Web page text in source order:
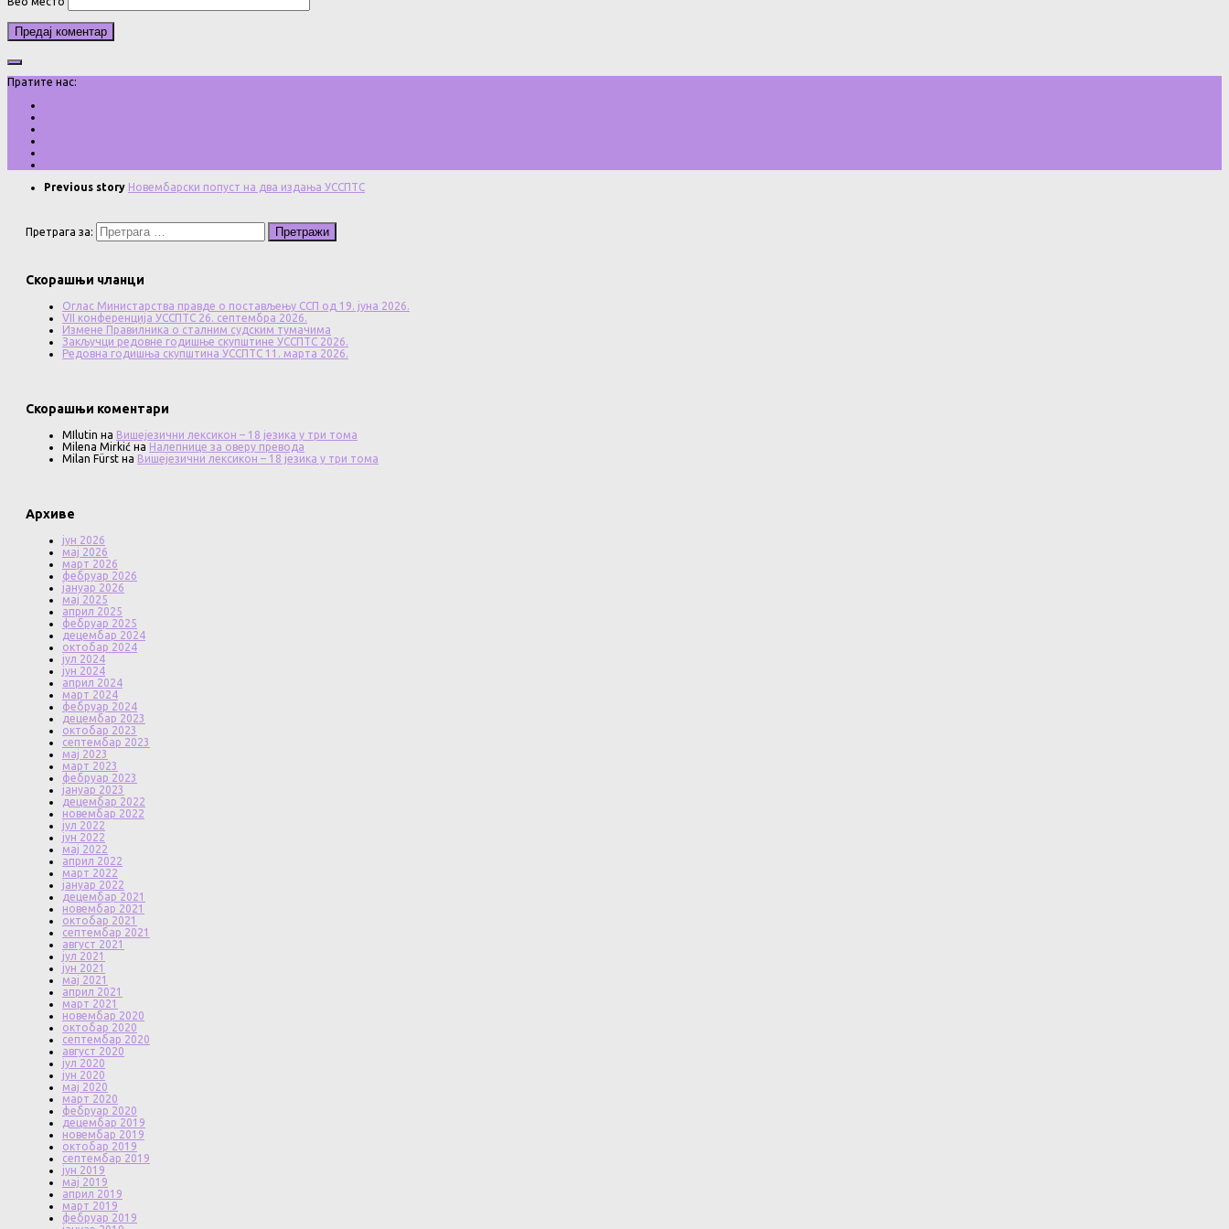
Пратите нас:
Previous story Новембарски попуст на два издања УССПТС
Претрага за:
Скорашњи чланци
Оглас Министарства правде о постављењу ССП од 19. јуна 2026.
VII конференција УССПТС 26. септембра 2026.
Измене Правилника о сталним судским тумачима
Закључци редовне годишње скупштине УССПТС 2026.
Редовна годишња скупштина УССПТС 11. марта 2026.
Скорашњи коментари
MIlutin на Вишејезични лексикон – 18 језика у три тома
Milena Mirkić на Налепнице за оверу превода
Milan Fürst на Вишејезични лексикон – 18 језика у три тома
Архиве
јун 2026
мај 2026
март 2026
фебруар 2026
јануар 2026
мај 2025
април 2025
фебруар 2025
децембар 2024
октобар 2024
јул 2024
јун 2024
април 2024
март 2024
фебруар 2024
децембар 2023
октобар 2023
септембар 2023
мај 2023
март 2023
фебруар 2023
јануар 2023
децембар 2022
новембар 2022
јул 2022
јун 2022
мај 2022
април 2022
март 2022
јануар 2022
децембар 2021
новембар 2021
октобар 2021
септембар 2021
август 2021
јул 2021
јун 2021
мај 2021
април 2021
март 2021
новембар 2020
октобар 2020
септембар 2020
август 2020
јул 2020
јун 2020
мај 2020
март 2020
фебруар 2020
децембар 2019
новембар 2019
октобар 2019
септембар 2019
јун 2019
мај 2019
април 2019
март 2019
фебруар 2019